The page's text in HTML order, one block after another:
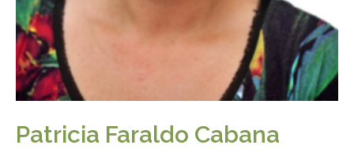
Patricia Faraldo Cabana